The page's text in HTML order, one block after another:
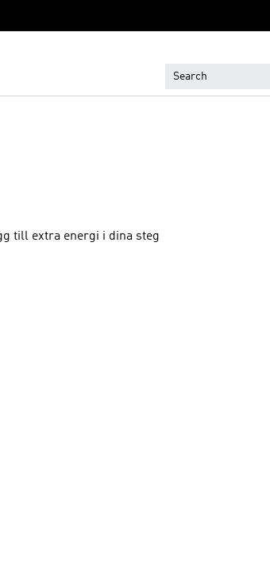
till extra energi i dina steg